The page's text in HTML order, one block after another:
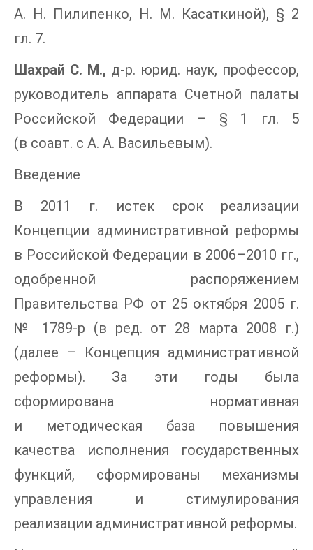
А. Н. Пилипенко, Н. М. Касаткиной), § 2
гл. 7.
Шахрай С. М., д-р. юрид. наук, профессор,
руководитель аппарата Счетной палаты
Российской Федерации – § 1 гл. 5
(в соавт. с А. А. Васильевым).
Введение
В 2011 г. истек срок реализации
Концепции административной реформы
в Российской Федерации в 2006–2010 гг.,
одобренной распоряжением
Правительства РФ от 25 октября 2005 г.
№ 1789-р (в ред. от 28 марта 2008 г.)
(далее – Концепция административной
реформы). За эти годы была
сформирована нормативная
и методическая база повышения
качества исполнения государственных
функций, сформированы механизмы
управления и стимулирования
реализации административной реформы.